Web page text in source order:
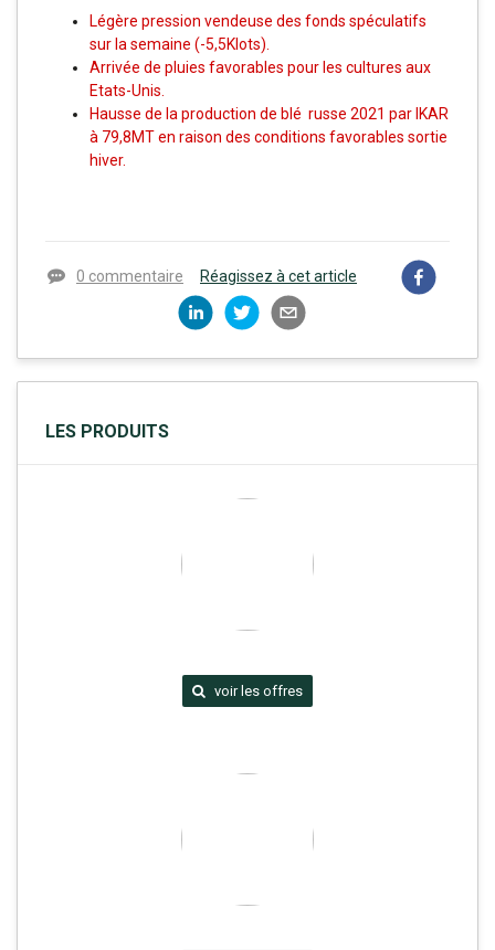
Légère pression vendeuse des fonds spéculatifs
sur la semaine (-5,5Klots).
Arrivée de pluies favorables pour les cultures aux
Etats-Unis.
Hausse de la production de blé russe 2021 par IKAR
à 79,8MT en raison des conditions favorables sortie
hiver.
0 commentaire Réagissez à cet article
LES PRODUITS
voir les offres